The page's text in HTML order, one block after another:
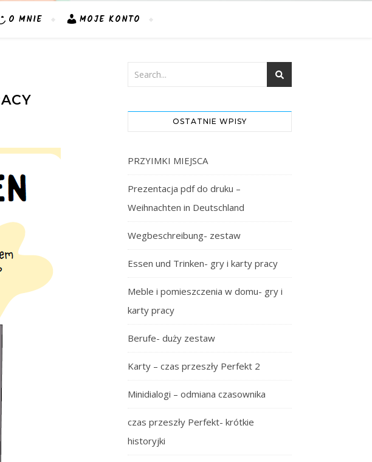
O MNIE MOJE KONTO
OSTATNIE WPISY
PRZYIMKI MIEJSCA
Prezentacja pdf do druku –
Weihnachten in Deutschland
Wegbeschreibung- zestaw
Essen und Trinken- gry i karty pracy
Meble i pomieszczenia w domu- gry i
karty pracy
Berufe- duży zestaw
Karty – czas przeszły Perfekt 2
Minidialogi – odmiana czasownika
czas przeszły Perfekt- krótkie
historyjki